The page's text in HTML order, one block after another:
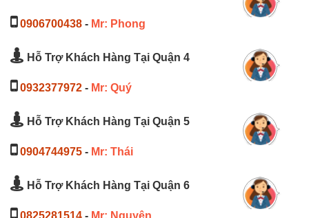
0906700438 - Mr: Phong
Hỗ Trợ Khách Hàng Tại Quận 4
0932377972 - Mr: Quý
Hỗ Trợ Khách Hàng Tại Quận 5
0904744975 - Mr: Thái
Hỗ Trợ Khách Hàng Tại Quận 6
0825281514 - Mr: Nguyên